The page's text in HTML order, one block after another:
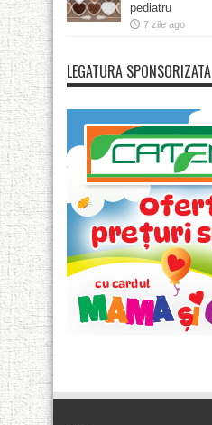
pediatru
7 zile ago
LEGATURA SPONSORIZATA